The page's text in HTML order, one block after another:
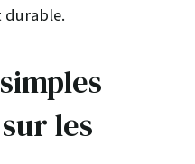
durable.
les